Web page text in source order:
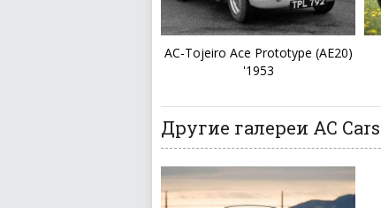
AC-Tojeiro Ace Prototype (АЕ20)
'1953
Другие галереи AC Cars